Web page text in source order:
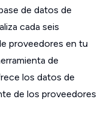
de datos de
cada seis
proveedores en tu
de
los datos de
de los proveedores